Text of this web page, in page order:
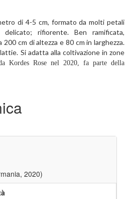
di 4-5 cm, formato da molti petali
rifiorente. Ben ramificata,
cm di altezza e 80 cm in larghezza.
Si adatta alla coltivazione in zone
Kordes Rose nel 2020, fa parte della
2020)